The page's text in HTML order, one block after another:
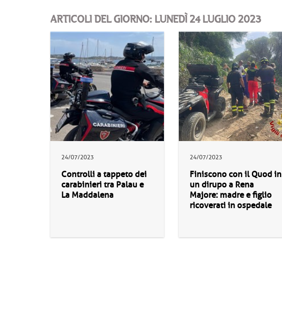
ARTICOLI DEL GIORNO: LUNEDÌ 24 LUGLIO 2023
24/07/2023
Controlli a tappeto dei
carabinieri tra Palau e
La Maddalena
24/07/2023
Finiscono con il Quod in
un dirupo a Rena
Majore: madre e figlio
ricoverati in ospedale